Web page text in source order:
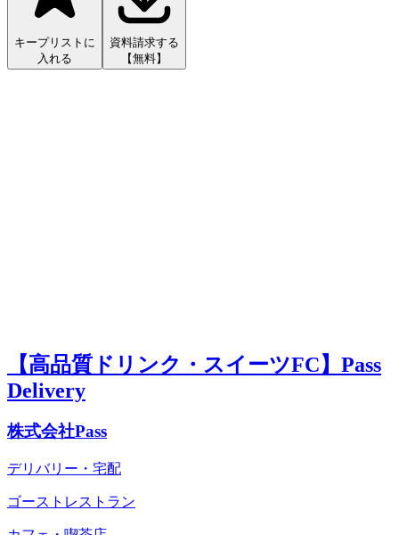
キープリストに
入れる
資料請求する
【無料】
【高品質ドリンク・スイーツFC】Pass
Delivery
株式会社Pass
デリバリー・宅配
ゴーストレストラン